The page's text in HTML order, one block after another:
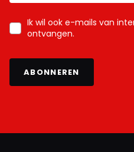
Ik wil ook e-mails van
ontvangen.
ABONNEREN